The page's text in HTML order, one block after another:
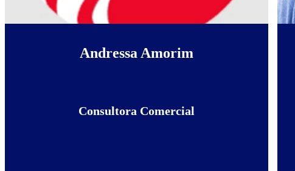
Andressa Amorim
Consultora Comercial